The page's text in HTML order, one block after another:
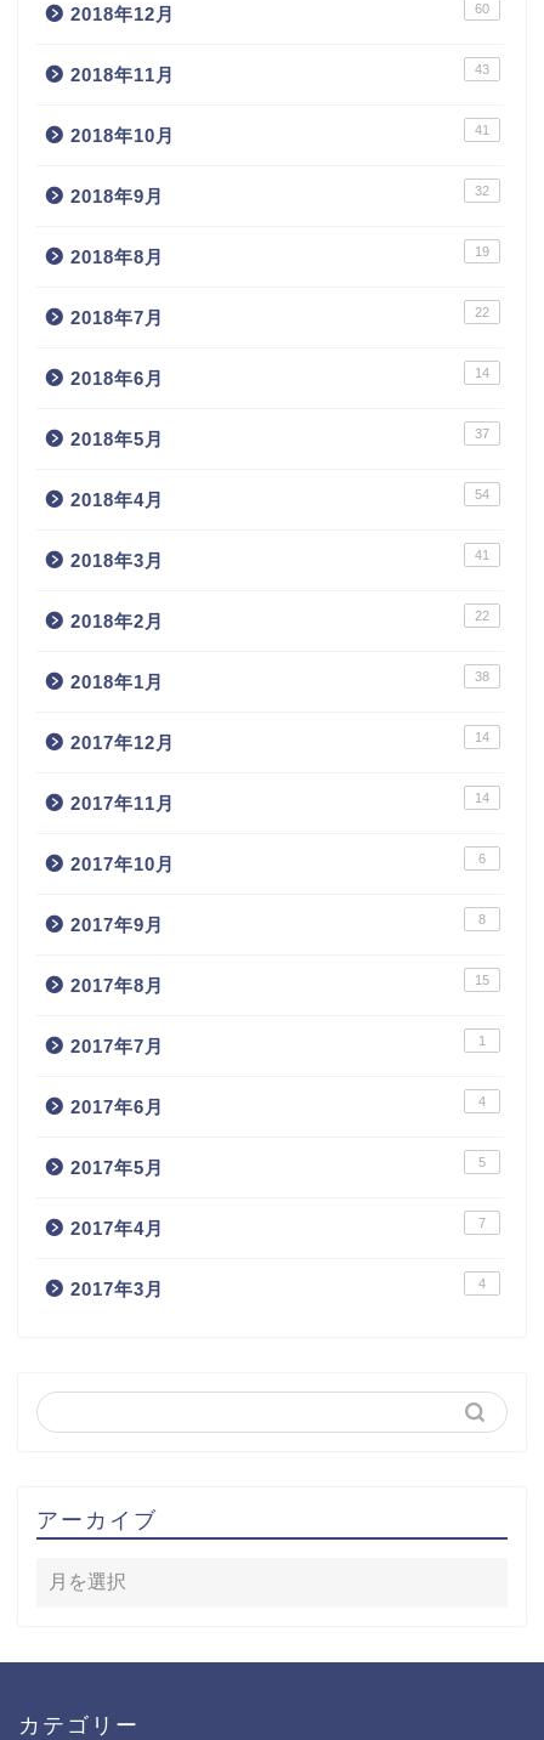
2018年12月 60
2018年11月 43
2018年10月 41
2018年9月 32
2018年8月 19
2018年7月 22
2018年6月 14
2018年5月 37
2018年4月 54
2018年3月 41
2018年2月 22
2018年1月 38
2017年12月 14
2017年11月 14
2017年10月 6
2017年9月 8
2017年8月 15
2017年7月 1
2017年6月 4
2017年5月 5
2017年4月 7
2017年3月 4
アーカイブ
カテゴリー